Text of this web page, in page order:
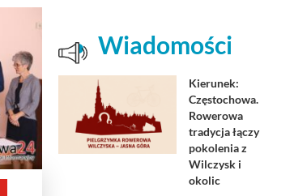
Wiadomości
Kierunek:
Częstochowa.
Rowerowa
tradycja łączy
pokolenia z
Wilczysk i
okolic